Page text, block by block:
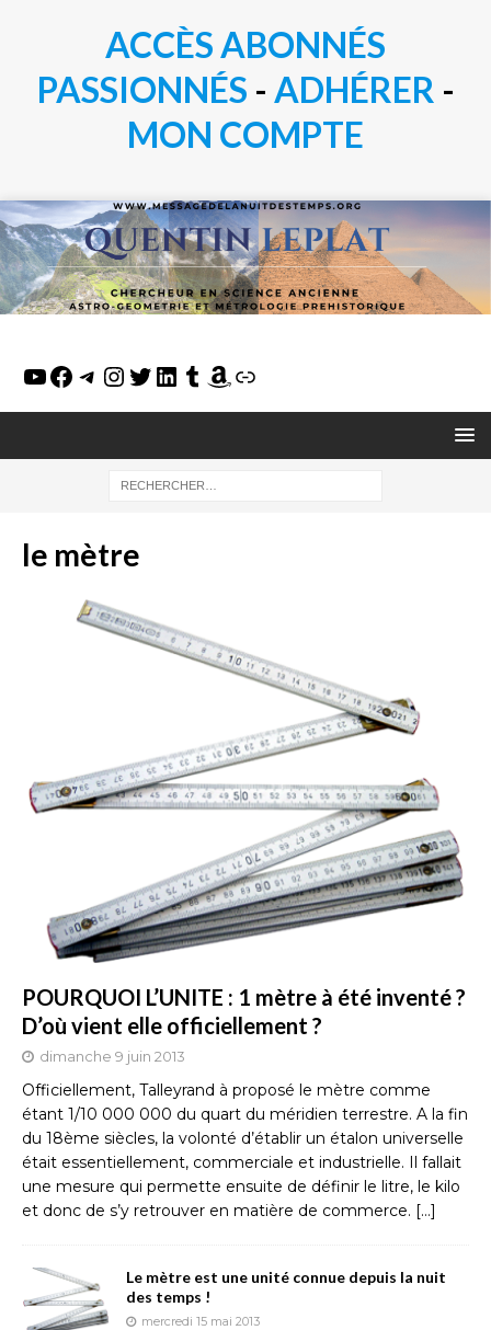
ACCÈS ABONNÉS
PASSIONNÉS - ADHÉRER -
MON COMPTE
le mètre
POURQUOI L’UNITE : 1 mètre à été inventé ?
D’où vient elle officiellement ?
dimanche 9 juin 2013
Officiellement, Talleyrand à proposé le mètre comme
étant 1/10 000 000 du quart du méridien terrestre. A la fin
du 18ème siècles, la volonté d’établir un étalon universelle
était essentiellement, commerciale et industrielle. Il fallait
une mesure qui permette ensuite de définir le litre, le kilo
et donc de s’y retrouver en matière de commerce. […]
Le mètre est une unité connue depuis la nuit
des temps !
mercredi 15 mai 2013